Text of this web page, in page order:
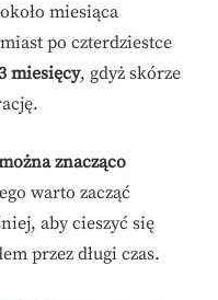
miesiąca
po czterdziestce
miesięcy, gdyż skórze
znacząco
warto zacząć
aby cieszyć się
przez długi czas.